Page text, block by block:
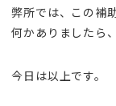
弊所では、この補
何かありましたら
今日は以上です。